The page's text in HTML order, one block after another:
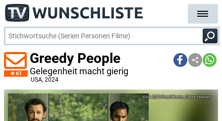
61
Greedy People
Gelegenheit macht gierig
USA, 2024
ZDF/Fred Norris, Dana Hawley